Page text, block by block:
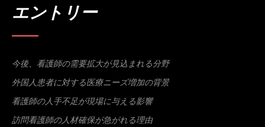
エントリー
今後、看護師の需要拡大が見込まれる分野
外国人患者に対する医療ニーズ増加の背景
看護師の人手不足が現場に与える影響
訪問看護師の人材確保が急がれる理由